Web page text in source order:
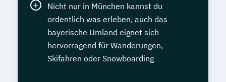
Nicht nur in München kannst du
ordentlich was erleben, auch das
bayerische Umland eignet sich
hervorragend für Wanderungen,
Skifahren oder Snowboarding